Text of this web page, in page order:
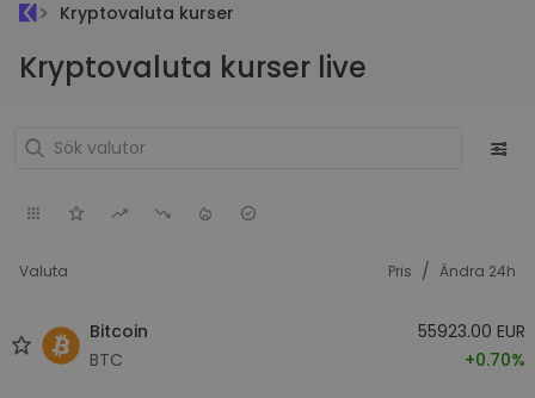
Kryptovaluta kurser
Kryptovaluta kurser live
Valuta Pris / Ändra 24h
Bitcoin
BTC
55923.00 EUR
+0.70%